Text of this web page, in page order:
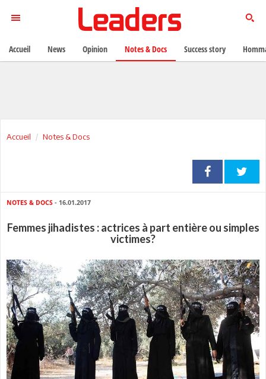
Accueil Notes & Docs
NOTES & DOCS - 16.01.2017
Femmes jihadistes : actrices à part entière ou simples
victimes?
Accueil News Opinion Notes & Docs Success story